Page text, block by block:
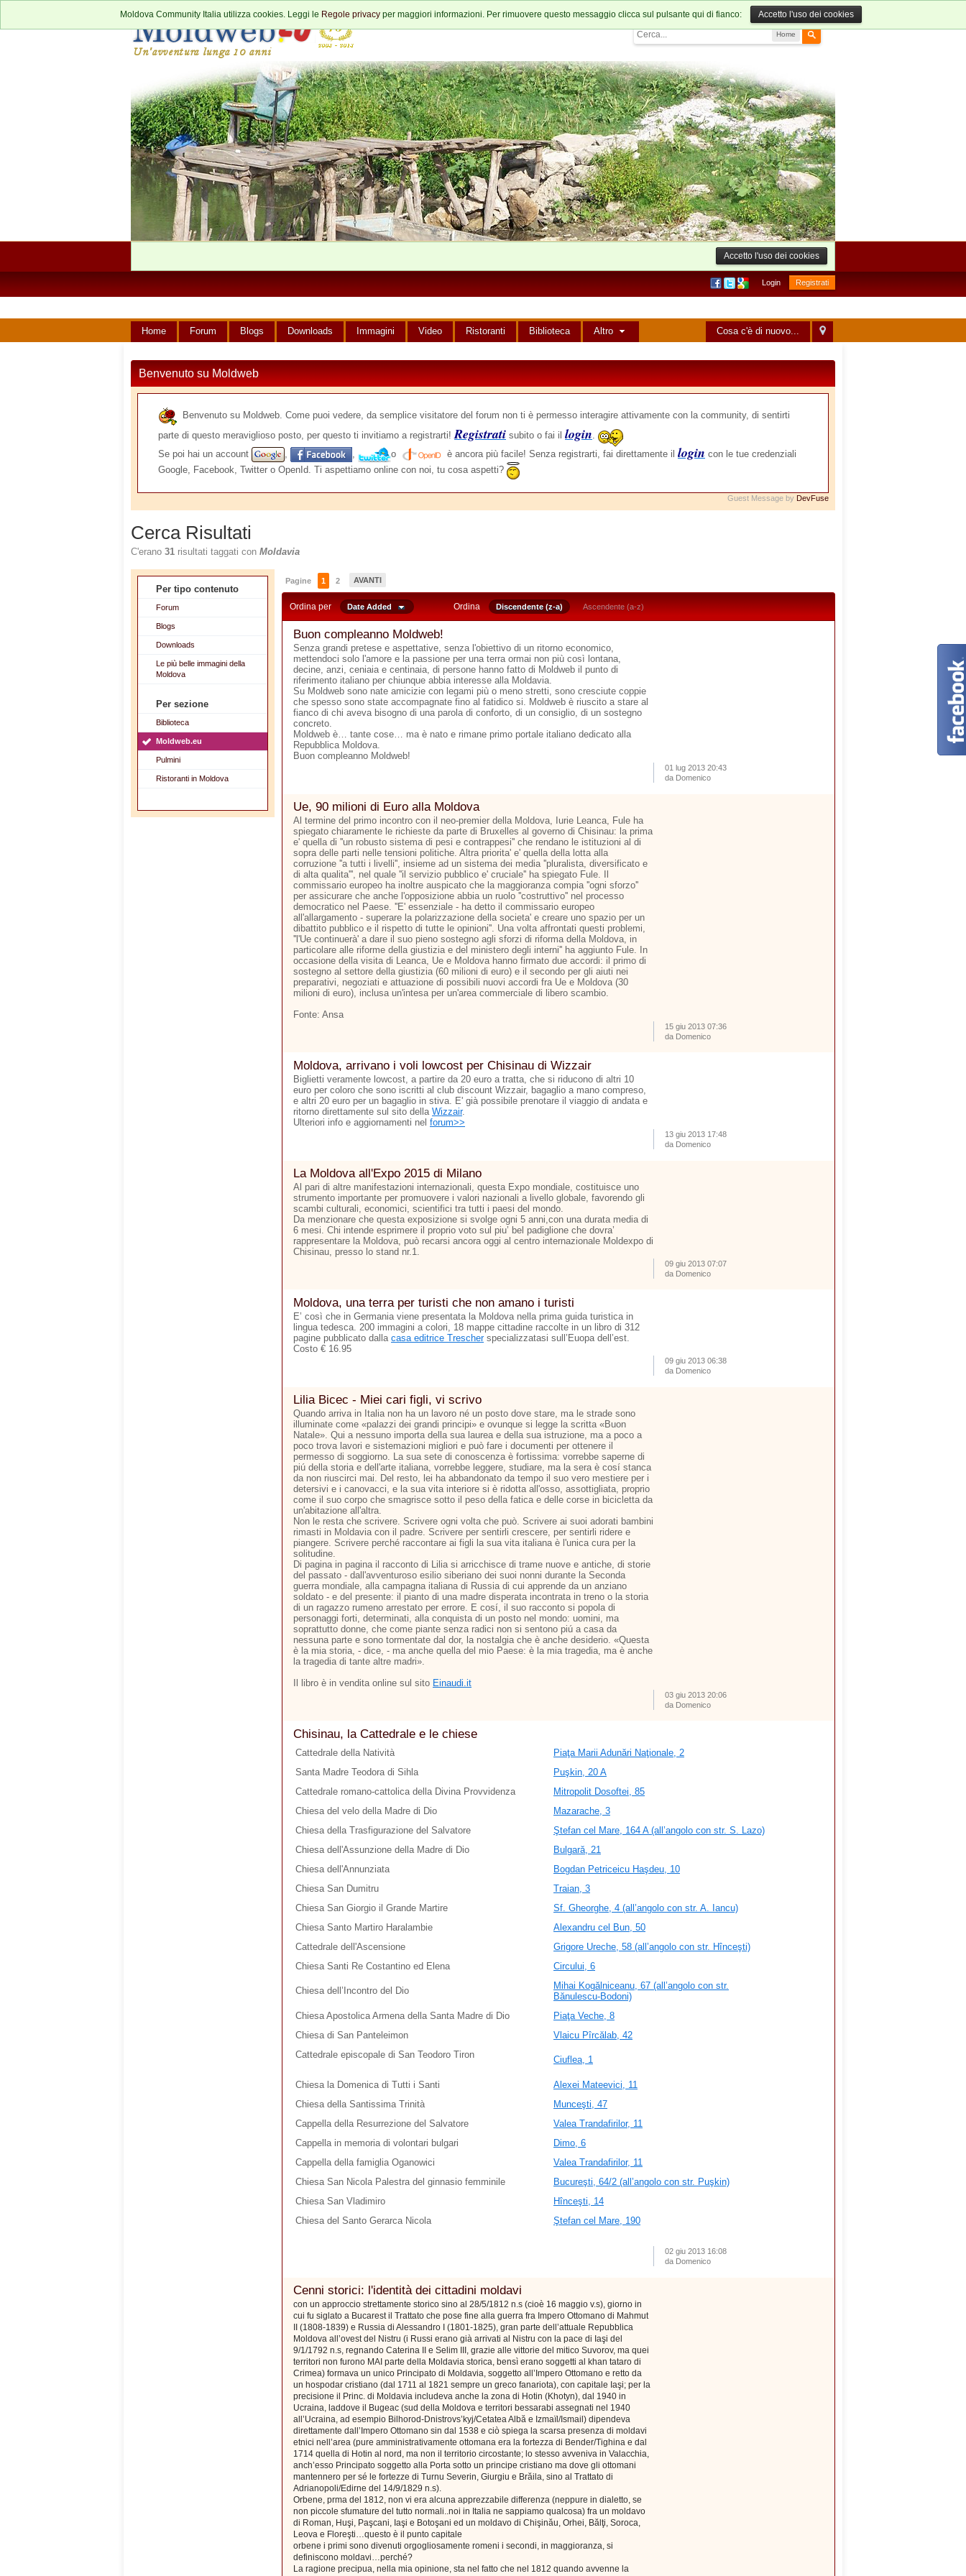
Home
Moldova Community Italia utilizza cookies. Leggi le Regole privacy per maggiori informazioni. Per rimuovere questo messaggio clicca sul pulsante qui di fianco: Accetto l'uso dei cookies
Accetto l'uso dei cookies
Login Registrati
Cosa c'è di nuovo...
Home Forum Blogs Downloads Immagini Video Ristoranti Biblioteca Altro
Benvenuto su Moldweb
Benvenuto su Moldweb. Come puoi vedere, da semplice visitatore del forum non ti è permesso interagire attivamente con la community, di sentirti
parte di questo meraviglioso posto, per questo ti invitiamo a registrarti!Registrati subito o fai il login.
Se poi hai un account
, , o è ancora più facile! Senza registrarti, fai direttamente il login con le tue credenziali
Google, Facebook, Twitter o OpenId. Ti aspettiamo online con noi, tu cosa aspetti?
Guest Message by DevFuse
Cerca Risultati
C'erano 31 risultati taggati con Moldavia
Per tipo contenuto
Forum
Blogs
Downloads
Le più belle immagini della
Moldova
Per sezione
Biblioteca
Moldweb.eu
Pulmini
Ristoranti in Moldova
Pagine 1 2 AVANTI
Ordina per Date Added Ordina Discendente (z-a) Ascendente (a-z)
Buon compleanno Moldweb!
Senza grandi pretese e aspettative, senza l'obiettivo di un ritorno economico,
mettendoci solo l'amore e la passione per una terra ormai non più così lontana,
decine, anzi, ceniaia e centinaia, di persone hanno fatto di Moldweb il punto di
riferimento italiano per chiunque abbia interesse alla Moldavia.
Su Moldweb sono nate amicizie con legami più o meno stretti, sono cresciute coppie
che spesso sono state accompagnate fino al fatidico si. Moldweb è riuscito a stare al
fianco di chi aveva bisogno di una parola di conforto, di un consiglio, di un sostegno
concreto.
Moldweb è… tante cose… ma è nato e rimane primo portale italiano dedicato alla
Repubblica Moldova.
Buon compleanno Moldweb!
01 lug 2013 20:43
da Domenico
Ue, 90 milioni di Euro alla Moldova
Al termine del primo incontro con il neo-premier della Moldova, Iurie Leanca, Fule ha
spiegato chiaramente le richieste da parte di Bruxelles al governo di Chisinau: la prima
e' quella di ''un robusto sistema di pesi e contrappesi'' che rendano le istituzioni al di
sopra delle parti nelle tensioni politiche. Altra priorita' e' quella della lotta alla
corruzione ''a tutti i livelli'', insieme ad un sistema dei media ''pluralista, diversificato e
di alta qualita''', nel quale ''il servizio pubblico e' cruciale'' ha spiegato Fule. Il
commissario europeo ha inoltre auspicato che la maggioranza compia ''ogni sforzo''
per assicurare che anche l'opposizione abbia un ruolo ''costruttivo'' nel processo
democratico nel Paese. ''E' essenziale - ha detto il commissario europeo
all'allargamento - superare la polarizzazione della societa' e creare uno spazio per un
dibattito pubblico e il rispetto di tutte le opinioni''. Una volta affrontati questi problemi,
''l'Ue continuerà' a dare il suo pieno sostegno agli sforzi di riforma della Moldova, in
particolare alle riforme della giustizia e del ministero degli interni'' ha aggiunto Fule. In
occasione della visita di Leanca, Ue e Moldova hanno firmato due accordi: il primo di
sostegno al settore della giustizia (60 milioni di euro) e il secondo per gli aiuti nei
preparativi, negoziati e attuazione di possibili nuovi accordi fra Ue e Moldova (30
milioni di euro), inclusa un'intesa per un'area commerciale di libero scambio.
Fonte: Ansa
15 giu 2013 07:36
da Domenico
Moldova, arrivano i voli lowcost per Chisinau di Wizzair
Biglietti veramente lowcost, a partire da 20 euro a tratta, che si riducono di altri 10
euro per coloro che sono iscritti al club discount Wizzair, bagaglio a mano compreso,
e altri 20 euro per un bagaglio in stiva. E' già possibile prenotare il viaggio di andata e
ritorno direttamente sul sito della Wizzair.
Ulteriori info e aggiornamenti nel forum>>
13 giu 2013 17:48
da Domenico
La Moldova all'Expo 2015 di Milano
Al pari di altre manifestazioni internazionali, questa Expo mondiale, costituisce uno
strumento importante per promuovere i valori nazionali a livello globale, favorendo gli
scambi culturali, economici, scientifici tra tutti i paesi del mondo.
Da menzionare che questa exposizione si svolge ogni 5 anni,con una durata media di
6 mesi. Chi intende esprimere il proprio voto sul piu’ bel padiglione che dovra’
rappresentare la Moldova, può recarsi ancora oggi al centro internazionale Moldexpo di
Chisinau, presso lo stand nr.1.
09 giu 2013 07:07
da Domenico
Moldova, una terra per turisti che non amano i turisti
E’ così che in Germania viene presentata la Moldova nella prima guida turistica in
lingua tedesca. 200 immagini a colori, 18 mappe cittadine raccolte in un libro di 312
pagine pubblicato dalla casa editrice Trescherspecializzatasi sull’Euopa dell’est.
Costo € 16.95
09 giu 2013 06:38
da Domenico
Lilia Bicec - Miei cari figli, vi scrivo
Quando arriva in Italia non ha un lavoro né un posto dove stare, ma le strade sono
illuminate come «palazzi dei grandi principi» e ovunque si legge la scritta «Buon
Natale». Qui a nessuno importa della sua laurea e della sua istruzione, ma a poco a
poco trova lavori e sistemazioni migliori e può fare i documenti per ottenere il
permesso di soggiorno. La sua sete di conoscenza è fortissima: vorrebbe saperne di
piú della storia e dell'arte italiana, vorrebbe leggere, studiare, ma la sera è cosí stanca
da non riuscirci mai. Del resto, lei ha abbandonato da tempo il suo vero mestiere per i
detersivi e i canovacci, e la sua vita interiore si è ridotta all'osso, assottigliata, proprio
come il suo corpo che smagrisce sotto il peso della fatica e delle corse in bicicletta da
un'abitazione all'altra.
Non le resta che scrivere. Scrivere ogni volta che può. Scrivere ai suoi adorati bambini
rimasti in Moldavia con il padre. Scrivere per sentirli crescere, per sentirli ridere e
piangere. Scrivere perché raccontare ai figli la sua vita italiana è l'unica cura per la
solitudine.
Di pagina in pagina il racconto di Lilia si arricchisce di trame nuove e antiche, di storie
del passato - dall'avventuroso esilio siberiano dei suoi nonni durante la Seconda
guerra mondiale, alla campagna italiana di Russia di cui apprende da un anziano
soldato - e del presente: il pianto di una madre disperata incontrata in treno o la storia
di un ragazzo rumeno arrestato per errore. E cosí, il suo racconto si popola di
personaggi forti, determinati, alla conquista di un posto nel mondo: uomini, ma
soprattutto donne, che come piante senza radici non si sentono piú a casa da
nessuna parte e sono tormentate dal dor, la nostalgia che è anche desiderio. «Questa
è la mia storia, - dice, - ma anche quella del mio Paese: è la mia tragedia, ma è anche
la tragedia di tante altre madri».
Il libro è in vendita online sul sito Einaudi.it
03 giu 2013 20:06
da Domenico
Chisinau, la Cattedrale e le chiese
Cattedrale della Natività
Piaţa Marii Adunări Naţionale, 2
Santa Madre Teodora di Sihla
Puşkin, 20 A
Cattedrale romano-cattolica della Divina Provvidenza
Mitropolit Dosoftei, 85
Chiesa del velo della Madre di Dio
Mazarache, 3
Chiesa della Trasfigurazione del Salvatore
Ştefan cel Mare, 164 A (all’angolo con str. S. Lazo)
Chiesa dell'Assunzione della Madre di Dio
Bulgară, 21
Chiesa dell'Annunziata
Bogdan Petriceicu Haşdeu, 10
Chiesa San Dumitru
Traian, 3
Chiesa San Giorgio il Grande Martire
Sf. Gheorghe, 4 (all’angolo con str. A. Iancu)
Chiesa Santo Martiro Haralambie
Alexandru cel Bun, 50
Cattedrale dell'Ascensione
Grigore Ureche, 58 (all’angolo con str. Hînceşti)
Chiesa Santi Re Costantino ed Elena
Circului, 6
Chiesa dell’Incontro del Dio
Mihai Kogălniceanu, 67 (all’angolo con str.
Bănulescu-Bodoni)
Chiesa Apostolica Armena della Santa Madre di Dio
Piaţa Veche, 8
Chiesa di San Panteleimon
Vlaicu Pîrcălab, 42
Cattedrale episcopale di San Teodoro Tiron
Ciuflea, 1
Chiesa la Domenica di Tutti i Santi
Alexei Mateevici, 11
Chiesa della Santissima Trinità
Munceşti, 47
Cappella della Resurrezione del Salvatore
Valea Trandafirilor, 11
Cappella in memoria di volontari bulgari
Dimo, 6
Cappella della famiglia Oganowici
Valea Trandafirilor, 11
Chiesa San Nicola Palestra del ginnasio femminile
Bucureşti, 64/2 (all’angolo con str. Puşkin)
Chiesa San Vladimiro
Hînceşti, 14
Chiesa del Santo Gerarca Nicola
Ştefan cel Mare, 190
02 giu 2013 16:08
da Domenico
Cenni storici: l'identità dei cittadini moldavi
con un approccio strettamente storico sino al 28/5/1812 n.s (cioè 16 maggio v.s), giorno in
cui fu siglato a Bucarest il Trattato che pose fine alla guerra fra Impero Ottomano di Mahmut
II (1808-1839) e Russia di Alessandro I (1801-1825), gran parte dell’attuale Repubblica
Moldova all’ovest del Nistru (i Russi erano già arrivati al Nistru con la pace di Iaşi del
9/1/1792 n.s, regnando Caterina II e Selim III, grazie alle vittorie del mitico Suvorov, ma quei
territori non furono MAI parte della Moldavia storica, bensì erano soggetti al khan tataro di
Crimea) formava un unico Principato di Moldavia, soggetto all’Impero Ottomano e retto da
un hospodar cristiano (dal 1711 al 1821 sempre un greco fanariota), con capitale Iaşi; per la
precisione il Princ. di Moldavia includeva anche la zona di Hotin (Khotyn), dal 1940 in
Ucraina, laddove il Bugeac (sud della Moldova e territori bessarabi assegnati nel 1940
all’Ucraina, ad esempio Bilhorod-Dnistrovs’kyj/Cetatea Albă e Izmaïl/Ismail) dipendeva
direttamente dall’Impero Ottomano sin dal 1538 e ciò spiega la scarsa presenza di moldavi
etnici nell’area (pure amministrativamente ottomana era la fortezza di Bender/Tighina e dal
1714 quella di Hotin al nord, ma non il territorio circostante; lo stesso avveniva in Valacchia,
anch’esso Principato soggetto alla Porta sotto un principe cristiano ma dove gli ottomani
mantennero per sé le fortezze di Turnu Severin, Giurgiu e Brăila, sino al Trattato di
Adrianopoli/Edirne del 14/9/1829 n.s).
Orbene, prma del 1812, non vi era alcuna apprezzabile differenza (neppure in dialetto, se
non piccole sfumature del tutto normali..noi in Italia ne sappiamo qualcosa) fra un moldavo
di Roman, Huşi, Paşcani, Iaşi e Botoşani ed un moldavo di Chişinău, Orhei, Bălţi, Soroca,
Leova e Floreşti…questo è il punto capitale
orbene i primi sono divenuti orgogliosamente romeni i secondi, in maggioranza, si
definiscono moldavi…perché?
La ragione precipua, nella mia opinione, sta nel fatto che nel 1812 quando avvenne la